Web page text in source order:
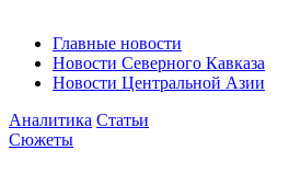
Главные новости
Новости Северного Кавказа
Новости Центральной Азии
Аналитика Статьи
Сюжеты